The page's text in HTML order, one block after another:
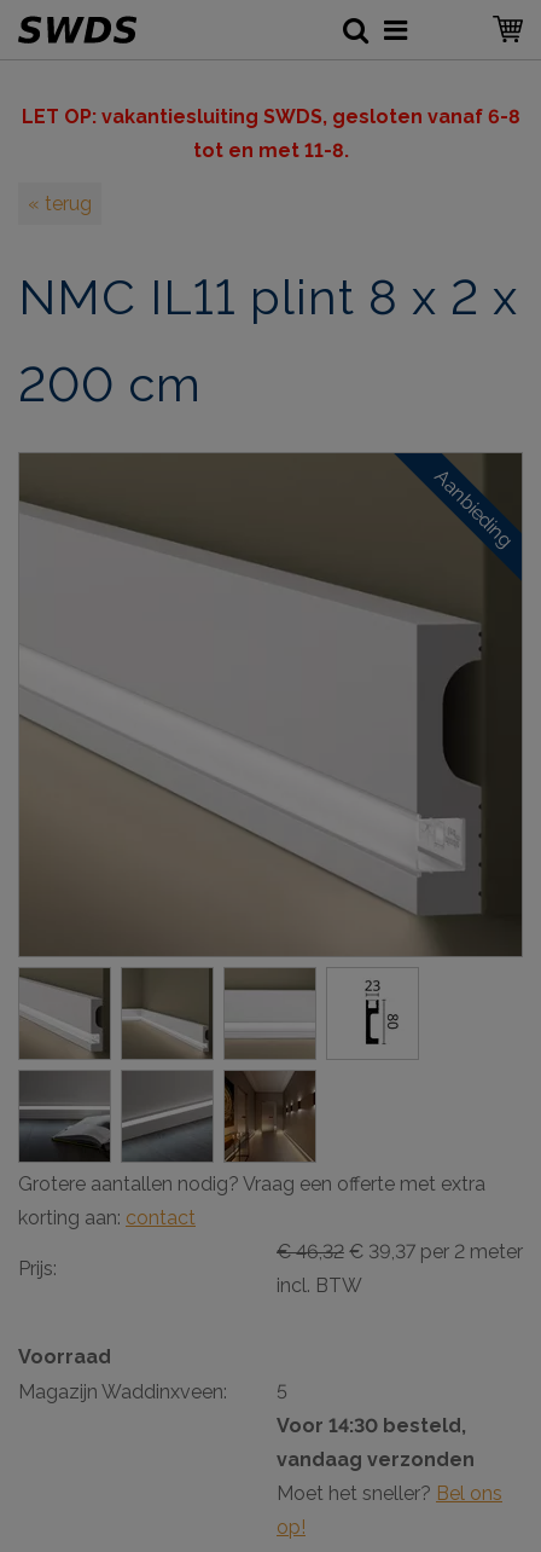
LET OP: vakantiesluiting SWDS, gesloten vanaf 6-8
tot en met 11-8.
« terug
NMC IL11 plint 8 x 2 x
200 cm
Aanbieding
Grotere aantallen nodig? Vraag een offerte met extra
korting aan: contact
Prijs:
€ 46,32 € 39,37 per 2 meter
incl. BTW
Voorraad
Magazijn Waddinxveen:
5
Voor 14:30 besteld,
vandaag verzonden
Moet het sneller? Bel ons
op!